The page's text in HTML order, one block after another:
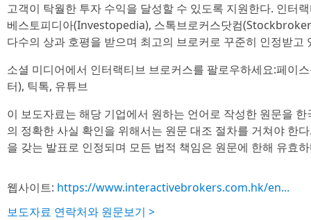
고객이 탁월한 투자 수익을 달성할 수 있도록 지원한다. 인터
베스토피디아(Investopedia), 스톡브로커스닷컴
다수의 상과 호평을 받으며 최고의 브로커로 꾸준히 인정받고
소셜 미디어에서 인터랙티브 브로커스를 팔로우하세요:페이
터), 틱톡, 유튜브
이 보도자료는 해당 기업에서 원하는 언어로 작성한 원문을
의 정확한 사실 확인을 위해서는 원문 대조 절차를 거쳐야 한
을 갖는 발표로 인정되며 모든 법적 책임은 원문에 한해 유효
웹사이트: https://www.interactivebrokers.com.hk/en...
보도자료 연락처와 원문보기 >